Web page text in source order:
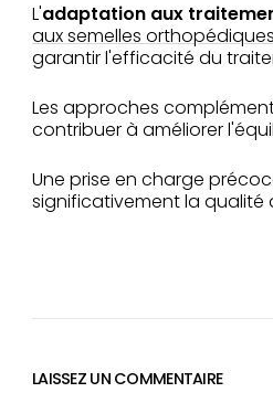
L'adaptation aux
aux semelles orthopédiques
garantir l'efficacité du
Les approches
contribuer à améliorer
Une prise en charge
significativement la qualité
LAISSEZ UN COMMENTAIRE